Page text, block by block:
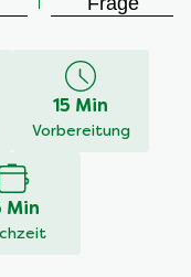
15 Min
Vorbereitung
Min